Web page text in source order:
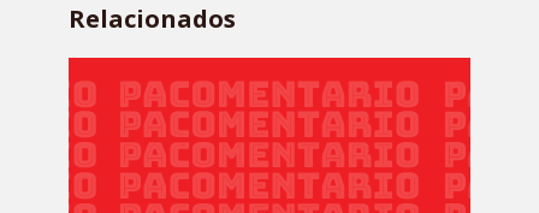
Relacionados